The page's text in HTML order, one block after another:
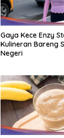
Gaya Kece Enzy
Kulineran Bareng
Negeri